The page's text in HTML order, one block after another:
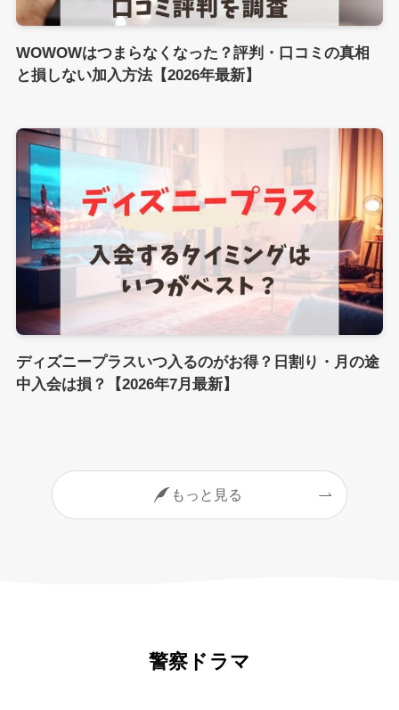
WOWOWはつまらなくなった？評判・口コミの真相
と損しない加入方法【2026年最新】
ディズニープラスいつ入るのがお得？日割り・月の途
中入会は損？【2026年7月最新】
もっと見る
警察ドラマ